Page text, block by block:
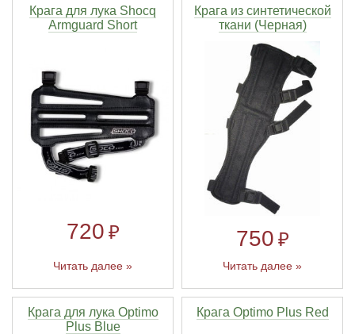
Крага для лука Shocq
Armguard Short
720 ₽
Читать далее »
Крага из синтетической
ткани (Черная)
750 ₽
Читать далее »
Крага для лука Optimo
Plus Blue
Крага Optimo Plus Red